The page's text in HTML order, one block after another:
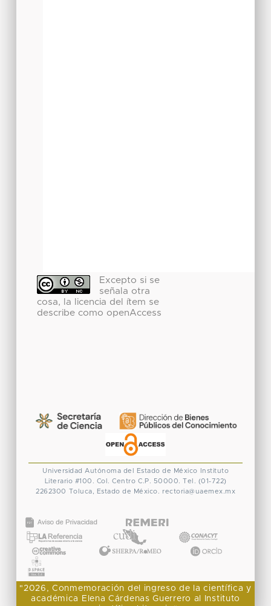
Excepto si se
señala otra
cosa, la licencia del ítem se
describe como openAccess
Universidad Autónoma del Estado de México
Instituto
Literario #100. Col. Centro C.P. 50000. Tel. (01-722)
2262300 Toluca, Estado de México. rectoria@uaemex.mx
"2026, Conmemoración del ingreso de la científica y
académica Elena Cárdenas Guerrero al Instituto